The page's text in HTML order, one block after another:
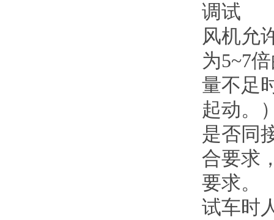
调试
风机允
为5~7
量不足
起动。
是否同
合要求
要求。
试车时